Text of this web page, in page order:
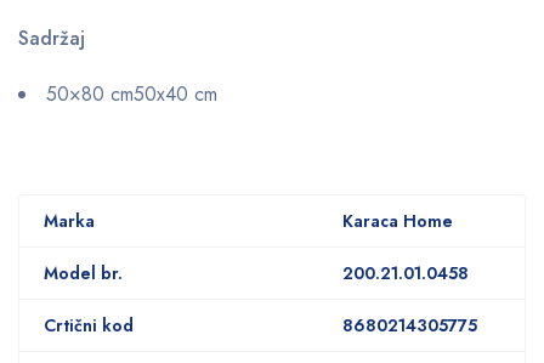
Sadržaj
50×80 cm50x40 cm
Marka Karaca Home
Model br. 200.21.01.0458
Crtični kod 8680214305775